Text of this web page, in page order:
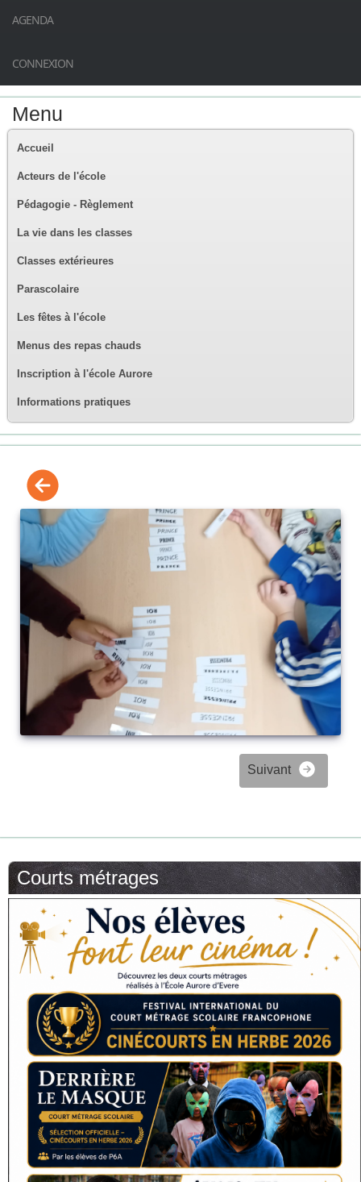
AGENDA
CONNEXION
Menu
Accueil
Acteurs de l'école
Pédagogie - Règlement
La vie dans les classes
Classes extérieures
Parascolaire
Les fêtes à l'école
Menus des repas chauds
Inscription à l'école Aurore
Informations pratiques
Suivant
Courts métrages